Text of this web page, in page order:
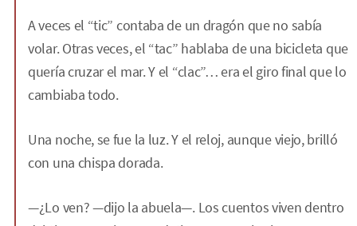
A veces el “tic” contaba de un dragón que no sabía
volar. Otras veces, el “tac” hablaba de una bicicleta que
quería cruzar el mar. Y el “clac”… era el giro final que lo
cambiaba todo.
Una noche, se fue la luz. Y el reloj, aunque viejo, brilló
con una chispa dorada.
—¿Lo ven? —dijo la abuela—. Los cuentos viven dentro